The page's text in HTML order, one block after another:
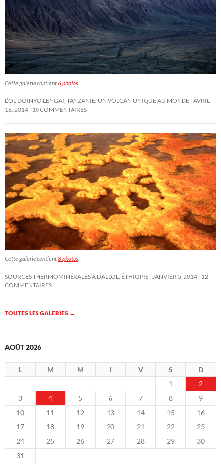
Cette galerie contient6 photos
L’OL DOINYO LENGAI, TANZANIE, UN VOLCAN UNIQUE AU MONDE AVRIL
16, 2014 10 COMMENTAIRES
Cette galerie contient8 photos
SOURCES THERMOMINÉRALES À DALLOL, ÉTHIOPIE JANVIER 5, 2014 12
COMMENTAIRES
TOUTES LES GALERIES →
AOÛT 2026
L M M J V S
D
1
2
3
4 5 6 7 8
9
10
11 12 13 14 15
16
17
18 19 20 21 22
23
24
25 26 27 28 29
30
31